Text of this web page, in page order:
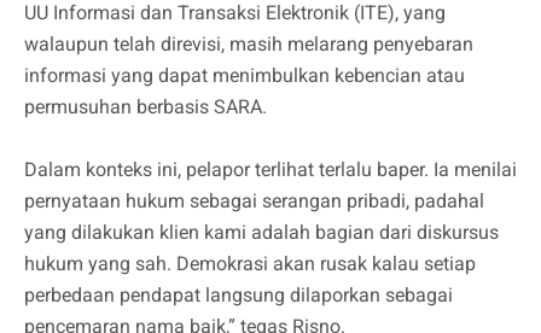
UU Informasi dan Transaksi Elektronik (ITE), yang
walaupun telah direvisi, masih melarang penyebaran
informasi yang dapat menimbulkan kebencian atau
permusuhan berbasis SARA.
Dalam konteks ini, pelapor terlihat terlalu baper. Ia menilai
pernyataan hukum sebagai serangan pribadi, padahal
yang dilakukan klien kami adalah bagian dari diskursus
hukum yang sah. Demokrasi akan rusak kalau setiap
perbedaan pendapat langsung dilaporkan sebagai
pencemaran nama baik,” tegas Risno.